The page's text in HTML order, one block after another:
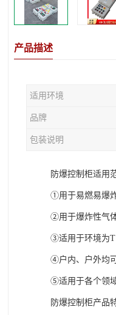
产品描述
适用环境
品牌
包装说明
防爆控制柜适用
①用于易燃易爆
②用于爆炸性气
③适用于环境为
④户内、户外均可
⑤适用于各个领
防爆控制柜产品